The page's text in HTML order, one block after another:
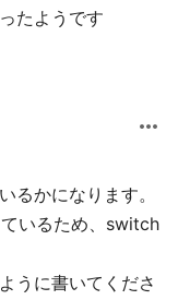
たようです
more_horiz
るかになります。
いるため、switch
うに書いてくださ